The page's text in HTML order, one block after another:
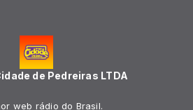
de Pedreiras LTDA
web rádio do Brasil.